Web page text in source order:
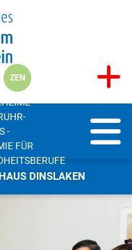
ZEN
DINSLAKEN
-
FÜR